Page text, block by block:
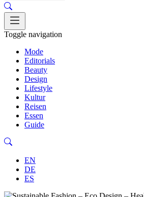
Toggle navigation
Mode
Editorials
Beauty
Design
Lifestyle
Kultur
Reisen
Essen
Guide
EN
DE
ES